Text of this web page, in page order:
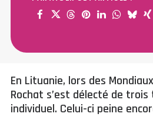
En Lituanie, lors des
Rochat s’est délecté de
individuel. Celui-ci peine